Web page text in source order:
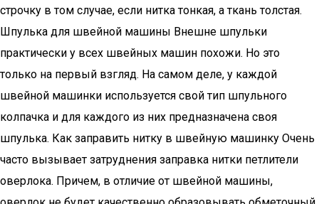
строчку в том случае, если нитка тонкая, а ткань толстая.
Шпулька для швейной машины Внешне шпульки
практически у всех швейных машин похожи. Но это
только на первый взгляд. На самом деле, у каждой
швейной машинки используется свой тип шпульного
колпачка и для каждого из них предназначена своя
шпулька. Как заправить нитку в швейную машинку Очень
часто вызывает затруднения заправка нитки петлители
оверлока. Причем, в отличие от швейной машины,